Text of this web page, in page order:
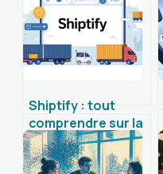
Shiptify : tout
comprendre sur la
plateforme et ses
alternatives